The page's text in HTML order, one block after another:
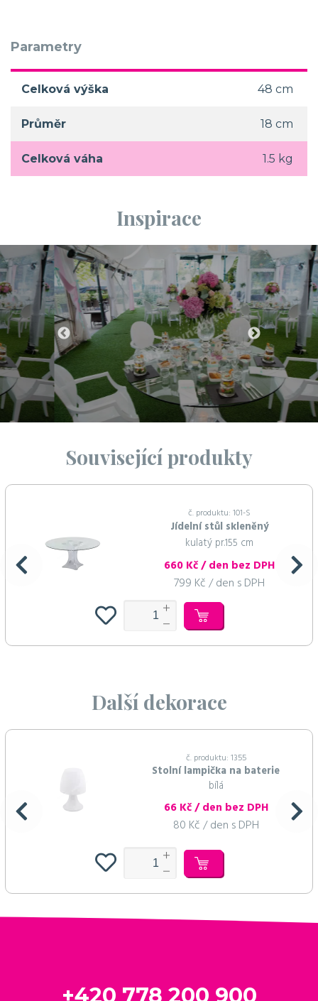
Parametry
Celková výška 48 cm
Průměr 18 cm
Celková váha 1.5 kg
Inspirace
Související produkty
č. produktu: 101-S
Jídelní stůl skleněný
kulatý pr.155 cm
660 Kč / den bez DPH
799 Kč / den s DPH
Další dekorace
č. produktu: 1355
Stolní lampička na baterie
bílá
66 Kč / den bez DPH
80 Kč / den s DPH
+420 778 200 900